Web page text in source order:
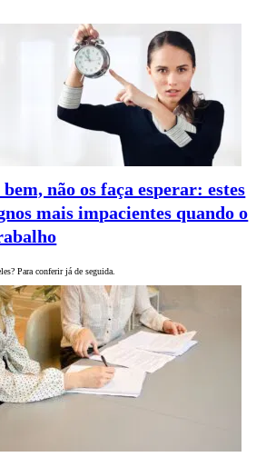
bem, não os faça esperar: estes
mais impacientes quando o
Para conferir já de seguida.